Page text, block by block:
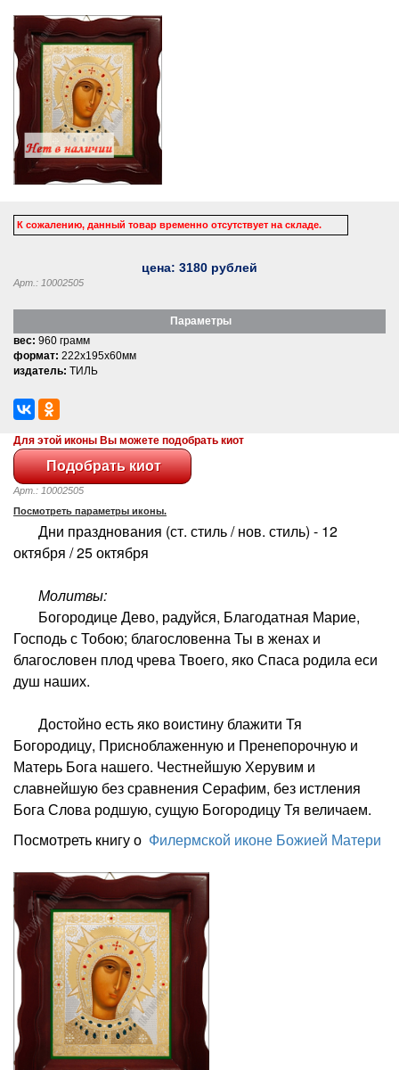
К сожалению, данный товар временно отсутствует на складе.
цена: 3180 рублей
Арт.: 10002505
Параметры
вес: 960 грамм
формат: 222x195x60мм
издатель: ТИЛЬ
Для этой иконы Вы можете подобрать киот
Арт.: 10002505
Посмотреть параметры иконы.
Дни празднования (ст. стиль / нов. стиль) - 12
октября / 25 октября
Молитвы:
Богородице Дево, радуйся, Благодатная Марие,
Господь с Тобою; благословенна Ты в женах и
благословен плод чрева Твоего, яко Спаса родила еси
душ наших.
Достойно есть яко воистину блажити Тя
Богородицу, Присноблаженную и Пренепорочную и
Матерь Бога нашего. Честнейшую Херувим и
славнейшую без сравнения Серафим, без истления
Бога Слова родшую, сущую Богородицу Тя величаем.
Посмотреть книгу о Филермской иконе Божией Матери